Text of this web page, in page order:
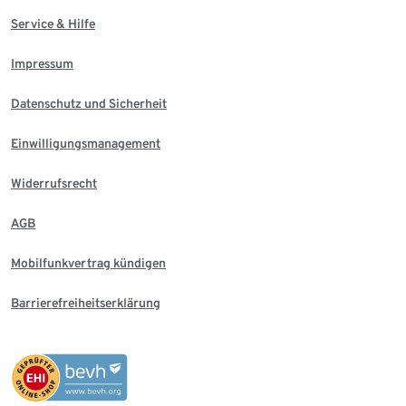
Service & Hilfe
Impressum
Datenschutz und Sicherheit
Einwilligungsmanagement
Widerrufsrecht
AGB
Mobilfunkvertrag kündigen
Barrierefreiheitserklärung